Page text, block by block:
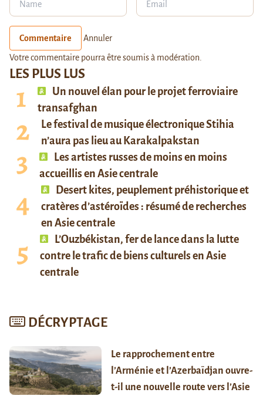
LES PLUS LUS
Un nouvel élan pour le projet ferroviaire
transafghan
Le festival de musique électronique Stihia
n’aura pas lieu au Karakalpakstan
Les artistes russes de moins en moins
accueillis en Asie centrale
Desert kites, peuplement préhistorique et
cratères d’astéroïdes : résumé de recherches
en Asie centrale
L’Ouzbékistan, fer de lance dans la lutte
contre le trafic de biens culturels en Asie
centrale
DÉCRYPTAGE
Le rapprochement entre
l’Arménie et l’Azerbaïdjan ouvre-
t-il une nouvelle route vers l’Asie
Commentaire Annuler
Votre commentaire pourra être soumis à modération.